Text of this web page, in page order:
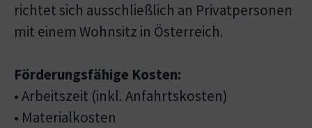
richtet sich ausschließlich an Privatpersonen
mit einem Wohnsitz in Österreich.
Förderungsfähige Kosten:
• Arbeitszeit (inkl. Anfahrtskosten)
• Materialkosten